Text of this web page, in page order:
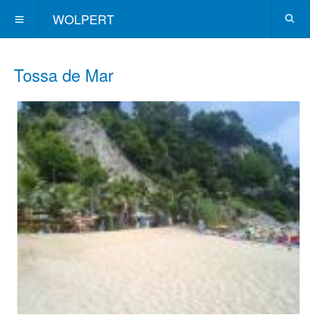
WOLPERT
Tossa de Mar